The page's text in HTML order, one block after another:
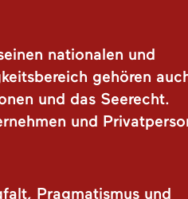
nationalen und
gehören
und das Seerecht.
und
Pragmatismus und